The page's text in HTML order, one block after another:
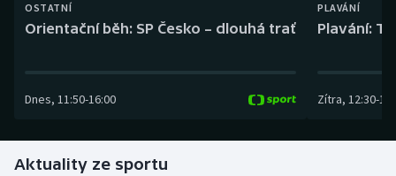
Dostihy
Futsal
Golf
OSTATNÍ
Orientační běh: SP Česko – dlouhá trať
Dnes, 11:50-16:00
PLAVÁNÍ
Plavání:
Zítra, 12:30-
Aktuality ze sportu